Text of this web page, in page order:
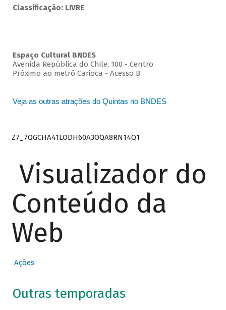
Classificação: LIVRE
Espaço Cultural BNDES
Avenida República do Chile, 100 - Centro
Próximo ao metrô Carioca - Acesso B
Veja as outras atrações do Quintas no BNDES
Z7_7QGCHA41LODH60A3OQA8RN14Q1
Visualizador do
Conteúdo da
Web
Ações
Outras temporadas